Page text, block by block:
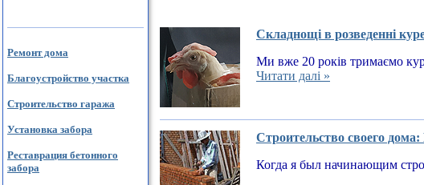
Ремонт дома
Благоустройство участка
Строительство гаража
Установка забора
Реставрация бетонного
забора
Складнощі в розведенні
Ми вже 20 років тримаємо
Читати далі »
Строительство своего
Когда я был начинающим